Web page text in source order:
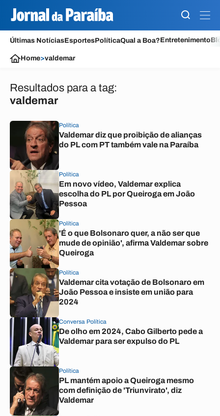
Últimas NotíciasEsportesPolíticaQual a Boa?Entretenimento
Home>valdemar
Resultados para a tag:
valdemar
Política
Valdemar diz que proibição de alianças
do PL com PT também vale na Paraíba
Política
Em novo vídeo, Valdemar explica
escolha do PL por Queiroga em João
Pessoa
Política
'É o que Bolsonaro quer, a não ser que
mude de opinião', afirma Valdemar sobre
Queiroga
Política
Valdemar cita votação de Bolsonaro em
João Pessoa e insiste em união para
2024
Conversa Política
De olho em 2024, Cabo Gilberto pede a
Valdemar para ser expulso do PL
Política
PL mantém apoio a Queiroga mesmo
com definição de 'Triunvirato', diz
Valdemar